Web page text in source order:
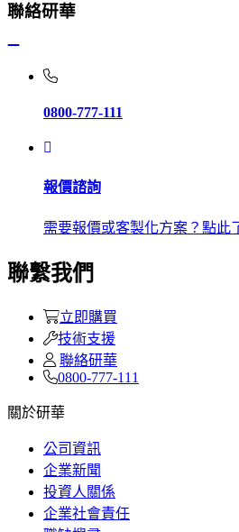
聯絡研華
0800-777-111
報價諮詢
需要報價或客製化方案？點此
聯繫我們
立即購買
技術支援
聯絡研華
0800-777-111
關於研華
公司資訊
企業新聞
投資人關係
企業社會責任